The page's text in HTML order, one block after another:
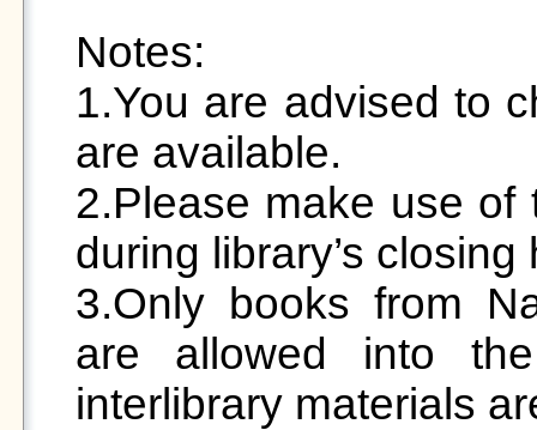
Notes:
1.You are advised to
are available.
2.Please make use
during library’s closing
3.Only books from
are allowed into
interlibrary materials